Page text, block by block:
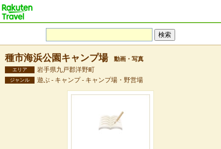
種市海浜公園キャンプ場 動画・写真
エリア 岩手県九戸郡洋野町
ジャンル 遊ぶ - キャンプ - キャンプ場・野営場